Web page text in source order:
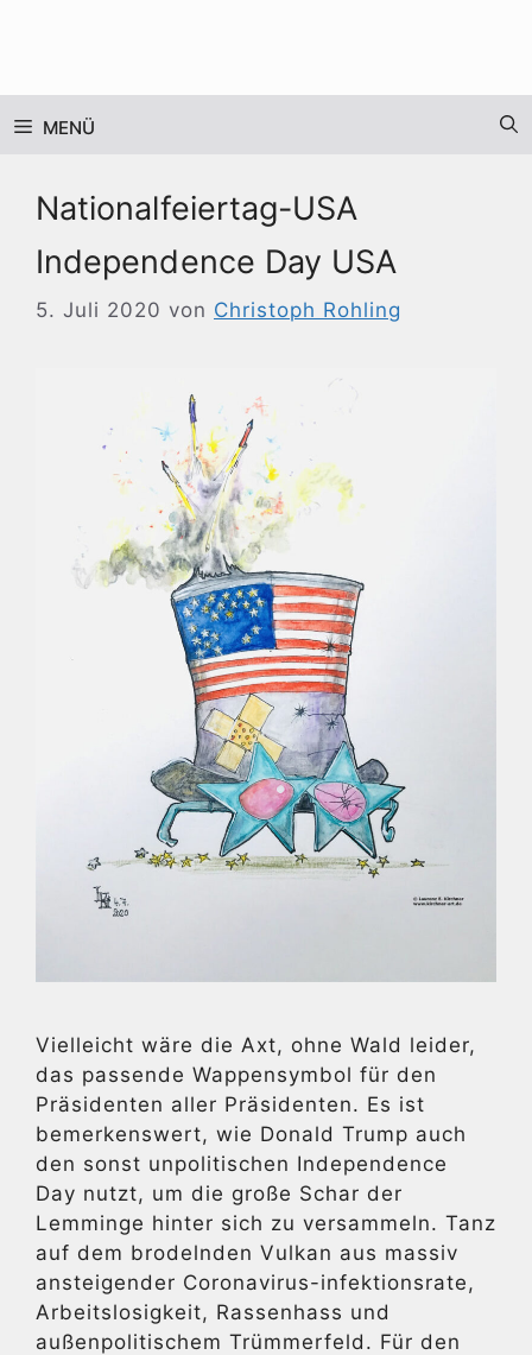
MENÜ
Nationalfeiertag-USA
Independence Day USA
5. Juli 2020 von Christoph Rohling
Vielleicht wäre die Axt, ohne Wald leider,
das passende Wappensymbol für den
Präsidenten aller Präsidenten. Es ist
bemerkenswert, wie Donald Trump auch
den sonst unpolitischen Independence
Day nutzt, um die große Schar der
Lemminge hinter sich zu versammeln. Tanz
auf dem brodelnden Vulkan aus massiv
ansteigender Coronavirus-infektionsrate,
Arbeitslosigkeit, Rassenhass und
außenpolitischem Trümmerfeld. Für den